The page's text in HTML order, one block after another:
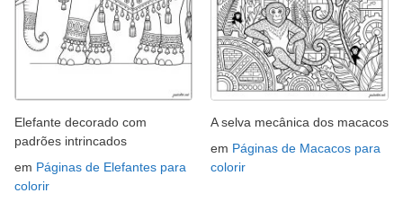
Elefante decorado com
padrões intrincados
em Páginas de Elefantes para
colorir
A selva mecânica dos macacos
em Páginas de Macacos para
colorir